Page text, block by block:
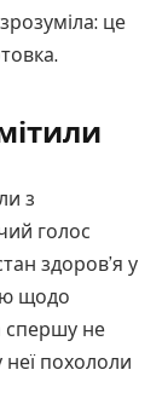
це
з
голос
здоров’я у
щодо
спершу не
неї похололи